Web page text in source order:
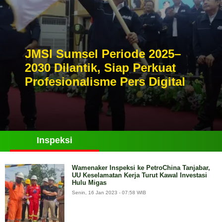
JMSI Sumsel Periode 2025–
2030 Dilantik, Siap Perkuat
Profesionalisme Pers Digital
Inspeksi
Wamenaker Inspeksi ke PetroChina Tanjabar,
UU Keselamatan Kerja Turut Kawal Investasi
Hulu Migas
Senin, 16 Jan 2023 - 07:58 WIB